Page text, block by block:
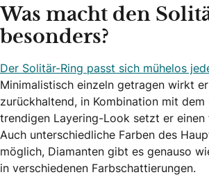
Was macht den
besonders?
Der Solitär-Ring passt sich mühelos
Minimalistisch einzeln getragen wirkt
zurückhaltend, in Kombination mit dem
trendigen Layering-Look setzt er einen
Auch unterschiedliche Farben des
möglich, Diamanten gibt es genauso
in verschiedenen Farbschattierungen.